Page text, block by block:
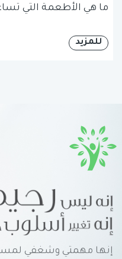
ما هي الأطعمة التي
للمزيد
إنها مهمتي وشغفي